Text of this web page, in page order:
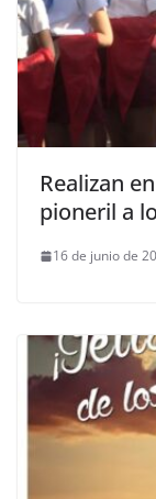
Realizan
pioneril a
16 de junio de